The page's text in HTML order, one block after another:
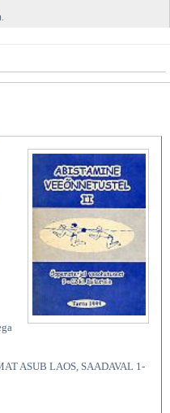
ASUB LAOS, SAADAVAL 1-